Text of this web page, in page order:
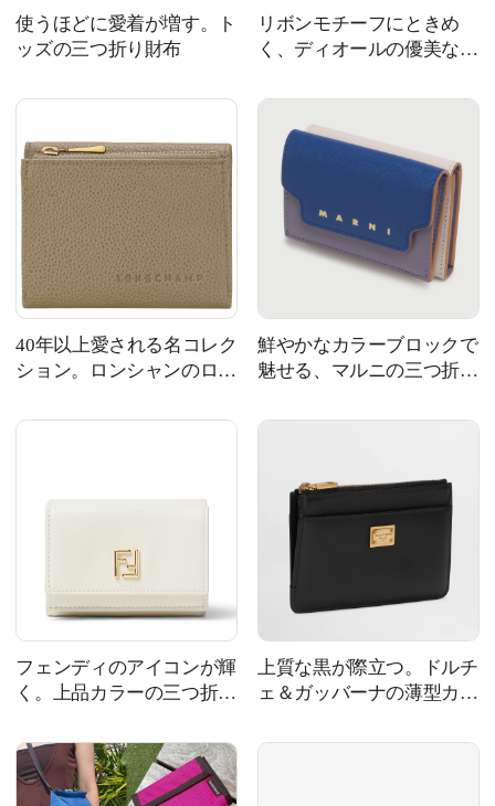
使うほどに愛着が増す。ト
ッズの三つ折り財布
リボンモチーフにときめ
く、ディオールの優美な長
40年以上愛される名コレク
ション。ロンシャンのロン
鮮やかなカラーブロックで
魅せる、マルニの三つ折り
フェンディのアイコンが輝
く。上品カラーの三つ折り
上質な黒が際立つ。ドルチ
ェ＆ガッバーナの薄型カー